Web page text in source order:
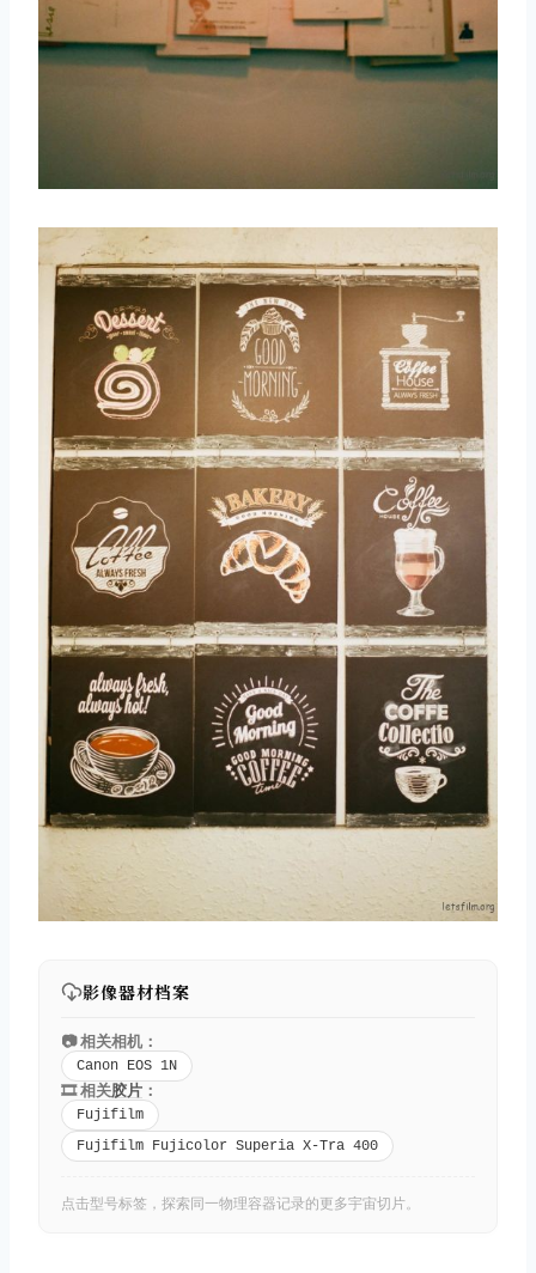
影像器材档案
📷 相关相机：
Canon EOS 1N
🎞️ 相关胶片 ：
Fujifilm
Fujifilm Fujicolor Superia X-Tra 400
点击型号标签，探索同一物理容器记录的更多宇宙切片。